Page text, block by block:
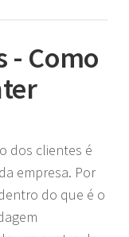
- Como
dos clientes é
empresa. Por
do que é o